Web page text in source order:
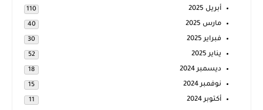
أبريل 2025 110
مارس 2025 40
فبراير 2025 30
يناير 2025 52
ديسمبر 2024 18
نوفمبر 2024 15
أكتوبر 2024 11